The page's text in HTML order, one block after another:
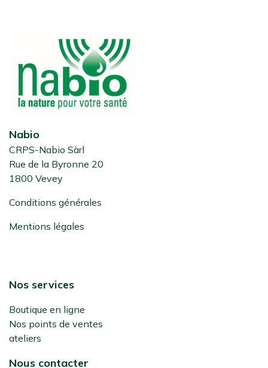
Nabio
CRPS-Nabio Sàrl
Rue de la Byronne 20
1800 Vevey
Conditions générales
Mentions légales
Nos services
Boutique en ligne
Nos points de ventes
ateliers
Nous contacter